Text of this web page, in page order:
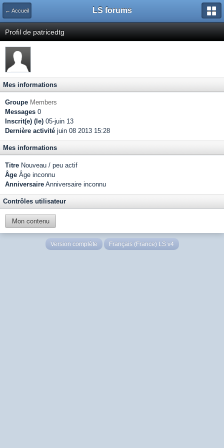
← Accueil LS forums
Profil de patricedtg
Mes informations
Groupe Members
Messages 0
Inscrit(e) (le) 05-juin 13
Dernière activité juin 08 2013 15:28
Mes informations
Titre Nouveau / peu actif
Âge Âge inconnu
Anniversaire Anniversaire inconnu
Contrôles utilisateur
Mon contenu
Version complète Français (France) LS v4